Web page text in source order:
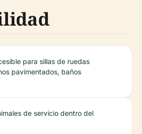
para sillas de ruedas
pavimentados, baños
de servicio dentro del